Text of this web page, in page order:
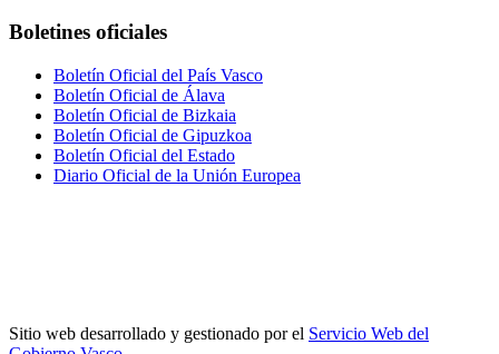
Boletines oficiales
Boletín Oficial del País Vasco
Boletín Oficial de Álava
Boletín Oficial de Bizkaia
Boletín Oficial de Gipuzkoa
Boletín Oficial del Estado
Diario Oficial de la Unión Europea
Sitio web desarrollado y gestionado por el Servicio Web del